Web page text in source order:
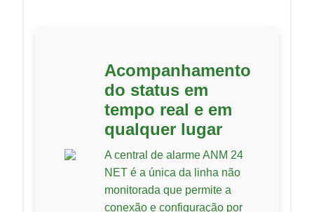
Acompanhamento
do status em
tempo real e em
qualquer lugar
A central de alarme ANM 24
NET é a única da linha não
monitorada que permite a
conexão e configuração por